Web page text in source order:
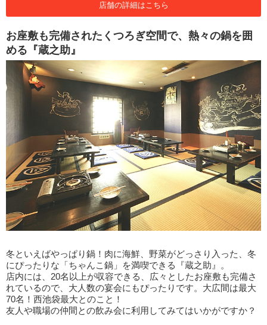
店舗の詳細はこちら
お座敷も完備されたくつろぎ空間で、熱々の鍋を囲
める『蔵之助』
冬といえばやっぱり鍋！肉に海鮮、野菜がどっさり入った、冬
にぴったりな「ちゃんこ鍋」を満喫できる『蔵之助』。
店内には、20名以上が収容できる、広々としたお座敷も完備さ
れているので、大人数の宴会にもぴったりです。大広間は最大
70名！西池袋最大とのこと！
友人や職場の仲間との飲み会に利用してみてはいかがですか？